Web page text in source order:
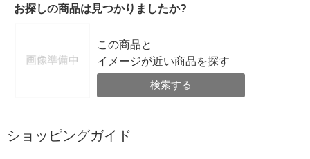
お探しの商品は見つかりましたか?
この商品と
イメージが近い商品を探す
検索する
ショッピングガイド